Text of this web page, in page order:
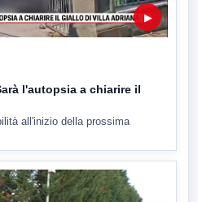
▶
l'autopsia a chiarire il
all'inizio della prossima